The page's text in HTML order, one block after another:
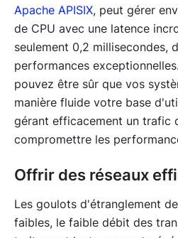
Apache APISIX, peut gérer
de CPU avec une latence
seulement 0,2 millisecondes,
performances
pouvez être sûr que vos
manière fluide votre base
gérant efficacement un trafic
compromettre les
Offrir des réseaux
Les goulots d'étranglement
faibles, le faible débit des